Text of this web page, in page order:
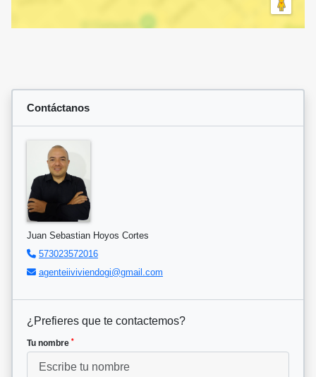
Contáctanos
Juan Sebastian Hoyos Cortes
573023572016
agenteiiviviendogi@gmail.com
¿Prefieres que te contactemos?
Tu nombre *